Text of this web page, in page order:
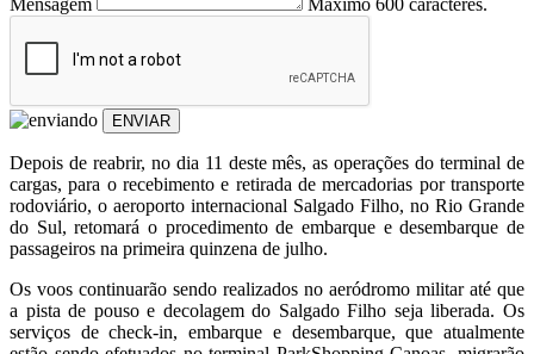
ENVIAR
Depois de reabrir, no dia 11 deste mês, as operações do terminal de
cargas, para o recebimento e retirada de mercadorias por transporte
rodoviário, o aeroporto internacional Salgado Filho, no Rio Grande
do Sul, retomará o procedimento de embarque e desembarque de
passageiros na primeira quinzena de julho.
Os voos continuarão sendo realizados no aeródromo militar até que
a pista de pouso e decolagem do Salgado Filho seja liberada. Os
serviços de check-in, embarque e desembarque, que atualmente